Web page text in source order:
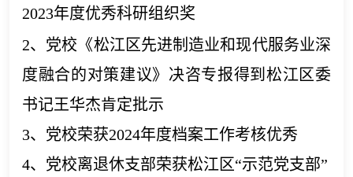
2023年度优秀科研组织奖
2、党校《松江区先进制造业和现代服务业深
度融合的对策建议》决咨专报得到松江区委
书记王华杰肯定批示
3、党校荣获2024年度档案工作考核优秀
4、党校离退休支部荣获松江区“示范党支部”